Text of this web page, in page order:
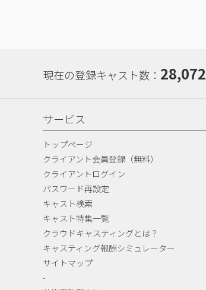
現在の登録キャスト数： 28,072
サービス
トップページ
クライアント会員登録（無料）
クライアントログイン
パスワード再設定
キャスト検索
キャスト特集一覧
クラウドキャスティングとは？
キャスティング報酬シミュレーター
サイトマップ
-